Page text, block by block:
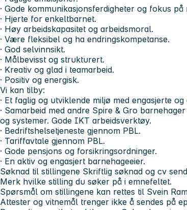
· Gode kommunikasjonsferdigheter og fokus
· Hjerte for enkeltbarnet.
· Høy arbeidskapasitet og arbeidsmoral.
· Være fleksibel og ha endringskompetanse.
· God selvinnsikt.
· Målbevisst og strukturert.
· Kreativ og glad i teamarbeid.
· Positiv og energisk.
Vi kan tilby:
· Et faglig og utviklende miljø med engasjerte
· Samarbeid med andre Spire & Gro
og systemer. Gode IKT arbeidsverktøy.
· Bedriftshelsetjeneste gjennom PBL.
· Tariffavtale gjennom PBL.
· Gode pensjons og forsikringsordninger.
· En aktiv og engasjert barnehageeier.
Søknad til stillingene Skriftlig søknad og cv
Merk hvilke stilling du søker på i emnefeltet.
Spørsmål om stillingene kan rettes til Svein
Attester og vitnemål trenger ikke å sendes på